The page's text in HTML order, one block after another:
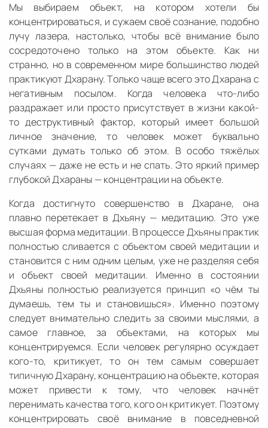
Мы выбираем объект, на котором хотели бы
концентрироваться, и сужаем своё сознание, подобно
лучу лазера, настолько, чтобы всё внимание было
сосредоточено только на этом объекте. Как ни
странно, но в современном мире большинство людей
практикуют Дхарану. Только чаще всего это Дхарана с
негативным посылом. Когда человека что-либо
раздражает или просто присутствует в жизни какой-
то деструктивный фактор, который имеет большой
личное значение, то человек может буквально
сутками думать только об этом. В особо тяжёлых
случаях — даже не есть и не спать. Это яркий пример
глубокой Дхараны — концентрации на объекте.
Когда достигнуто совершенство в Дхаране, она
плавно перетекает в Дхьяну — медитацию. Это уже
высшая форма медитации. В процессе Дхьяны практик
полностью сливается с объектом своей медитации и
становится с ним одним целым, уже не разделяя себя
и объект своей медитации. Именно в состоянии
Дхьяны полностью реализуется принцип «о чём ты
думаешь, тем ты и становишься». Именно поэтому
следует внимательно следить за своими мыслями, а
самое главное, за объектами, на которых мы
концентрируемся. Если человек регулярно осуждает
кого-то, критикует, то он тем самым совершает
типичную Дхарану, концентрацию на объекте, которая
может привести к тому, что человек начнёт
перенимать качества того, кого он критикует. Поэтому
концентрировать своё внимание в повседневной